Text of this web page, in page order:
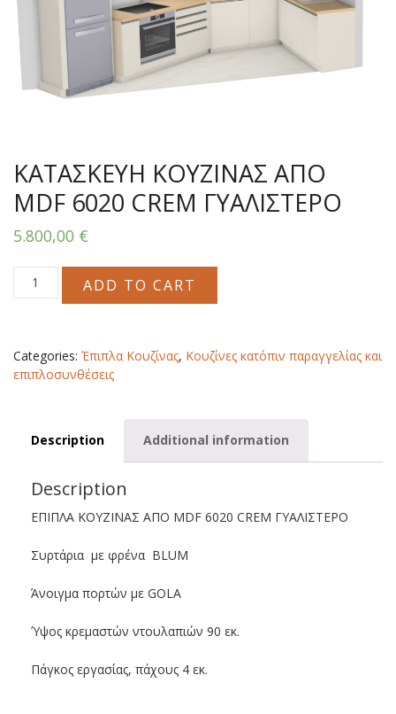
ΚΑΤΑΣΚΕΥΗ ΚΟΥΖΙΝΑΣ ΑΠΟ
MDF 6020 CREM ΓΥΑΛΙΣΤΕΡΟ
5.800,00 €
ΚΑΤΑΣΚΕΥΗ
ΚΟΥΖΙΝΑΣ
6020
CREM
ADD TO CART
Categories: Έπιπλα Κουζίνας, Κουζίνες κατόπιν παραγγελίας και
επιπλοσυνθέσεις
Description Additional information
Description
ΕΠΙΠΛΑ ΚΟΥΖΙΝΑΣ ΑΠΟ MDF 6020 CREM ΓΥΑΛΙΣΤΕΡΟ
Συρτάρια με φρένα BLUM
Άνοιγμα πορτών με GOLA
Ύψος κρεμαστών ντουλαπιών 90 εκ.
Πάγκος εργασίας, πάχους 4 εκ.